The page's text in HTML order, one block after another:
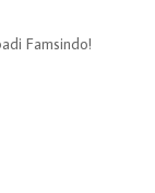
Famsindo!